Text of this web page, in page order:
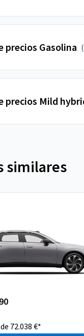
precios Gasolina
precios Mild
similares
72.038 €*